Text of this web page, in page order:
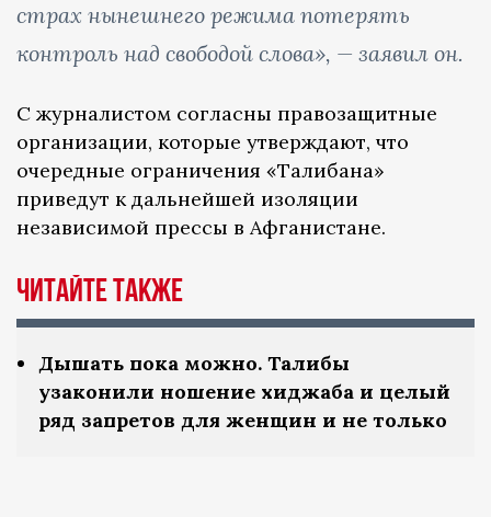
страх нынешнего режима потерять
контроль над свободой слова», — заявил он.
С журналистом согласны правозащитные
организации, которые утверждают, что
очередные ограничения «Талибана»
приведут к дальнейшей изоляции
независимой прессы в Афганистане.
Читайте также
Дышать пока можно. Талибы
узаконили ношение хиджаба и целый
ряд запретов для женщин и не только